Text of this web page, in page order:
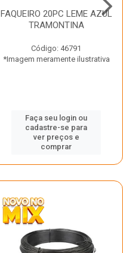
FAQUEIRO 20PC LEME AZUL
TRAMONTINA
Código: 46791
*Imagem meramente ilustrativa
Faça seu login ou
cadastre-se para
ver preços e
comprar